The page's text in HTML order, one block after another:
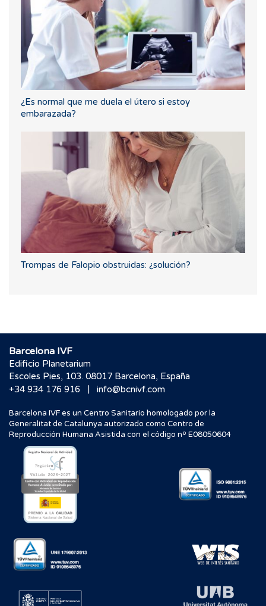
¿Es normal que me duela el útero si estoy
embarazada?
Trompas de Falopio obstruidas: ¿solución?
Barcelona IVF
Edificio Planetarium
Escoles Pies, 103. 08017 Barcelona, España
+34 934 176 916
| info@bcnivf.com
Barcelona IVF es un Centro Sanitario homologado por la
Generalitat de Catalunya autorizado como Centro de
Reproducción Humana Asistida con el código nº E08050604